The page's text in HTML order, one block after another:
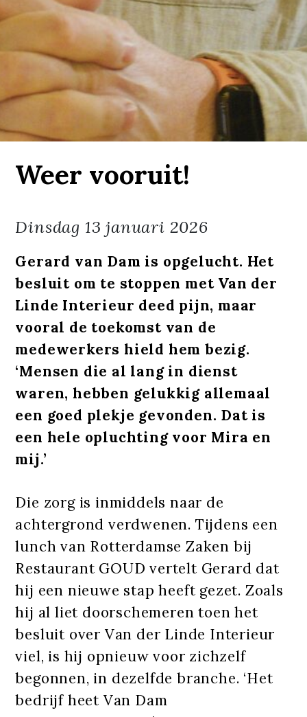
Weer vooruit!
Dinsdag 13 januari 2026
Gerard van Dam is opgelucht. Het
besluit om te stoppen met Van der
Linde Interieur deed pijn, maar
vooral de toekomst van de
medewerkers hield hem bezig.
‘Mensen die al lang in dienst
waren, hebben gelukkig allemaal
een goed plekje gevonden. Dat is
een hele opluchting voor Mira en
mij.’
Die zorg is inmiddels naar de
achtergrond verdwenen. Tijdens een
lunch van Rotterdamse Zaken bij
Restaurant GOUD vertelt Gerard dat
hij een nieuwe stap heeft gezet. Zoals
hij al liet doorschemeren toen het
besluit over Van der Linde Interieur
viel, is hij opnieuw voor zichzelf
begonnen, in dezelfde branche. ‘Het
bedrijf heet Van Dam